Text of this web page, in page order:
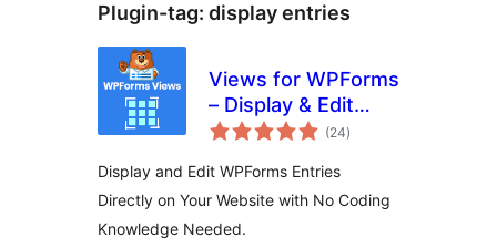
Plugin-tag: display entries
Views for WPForms
– Display & Edit
WPForms Entries
frontend
(24totale
bedømmelser
)
Display and Edit WPForms Entries
Directly on Your Website with No Coding
Knowledge Needed.